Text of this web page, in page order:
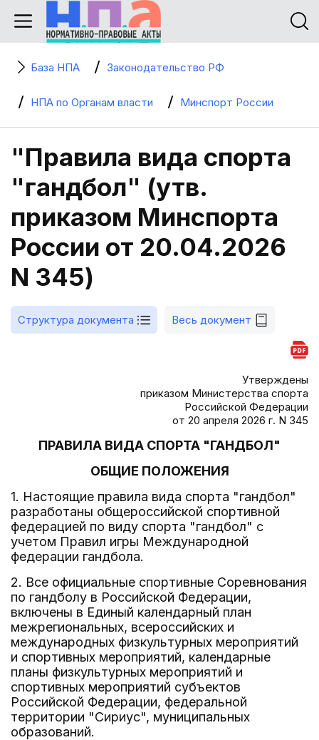
База НПА Законодательство РФ
НПА по Органам власти Минспорт России
"Правила вида спорта
"гандбол" (утв.
приказом Минспорта
России от 20.04.2026
N 345)
Структура документа Весь документ
Утверждены
приказом Министерства спорта
Российской Федерации
от 20 апреля 2026 г. N 345
ПРАВИЛА ВИДА СПОРТА "ГАНДБОЛ"
ОБЩИЕ ПОЛОЖЕНИЯ
1. Настоящие правила вида спорта "гандбол"
разработаны общероссийской спортивной
федерацией по виду спорта "гандбол" с
учетом Правил игры Международной
федерации гандбола.
2. Все официальные спортивные Соревнования
по гандболу в Российской Федерации,
включены в Единый календарный план
межрегиональных, всероссийских и
международных физкультурных мероприятий
и спортивных мероприятий, календарные
планы физкультурных мероприятий и
спортивных мероприятий субъектов
Российской Федерации, федеральной
территории "Сириус", муниципальных
образований.